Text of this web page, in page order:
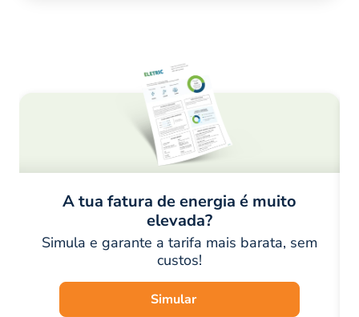
A tua fatura de energia é muito
elevada?
Simula e garante a tarifa mais barata, sem
custos!
Simular